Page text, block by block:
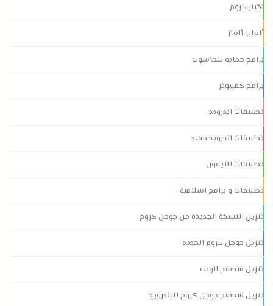
اخبار كروم
ألعاب ألغاز
برامج حماية للحاسوب
برامج كمبيوتر
تطبيقات اندرويد
تطبيقات اندرويد مفيد
تطبيقات للايفون
تطبيقات و برامج اسلامية
تنزيل النسخة الجديدة من جوجل كروم
تنزيل جوجل كروم الجديد
تنزيل متصفح الويب
تنزيل متصفح جوجل كروم للاندرويد